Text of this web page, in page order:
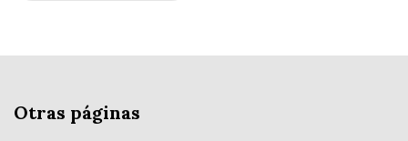
Otras páginas